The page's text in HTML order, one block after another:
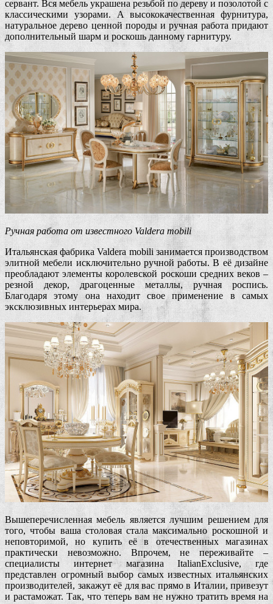
сервант. Вся мебель украшена резьбой по дереву и позолотой с
классическими узорами. А высококачественная фурнитура,
натуральное дерево ценной породы и ручная работа придают
дополнительный шарм и роскошь данному гарнитуру.
Ручная работа от известного Valdera mobili
Итальянская фабрика Valdera mobili занимается производством
элитной мебели исключительно ручной работы. В её дизайне
преобладают элементы королевской роскоши средних веков –
резной декор, драгоценные металлы, ручная роспись.
Благодаря этому она находит свое применение в самых
эксклюзивных интерьерах мира.
Вышеперечисленная мебель является лучшим решением для
того, чтобы ваша столовая стала максимально роскошной и
неповторимой, но купить её в отечественных магазинах
практически невозможно. Впрочем, не переживайте –
специалисты интернет магазина ItalianExclusive, где
представлен огромный выбор самых известных итальянских
производителей, закажут её для вас прямо в Италии, привезут
и растаможат. Так, что теперь вам не нужно тратить время на